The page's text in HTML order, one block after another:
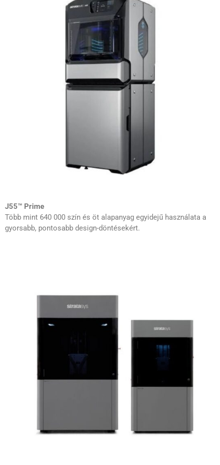
J55™ Prime
Több mint 640 000 szín és öt alapanyag egyidejű használata a
gyorsabb, pontosabb design-döntésekért.